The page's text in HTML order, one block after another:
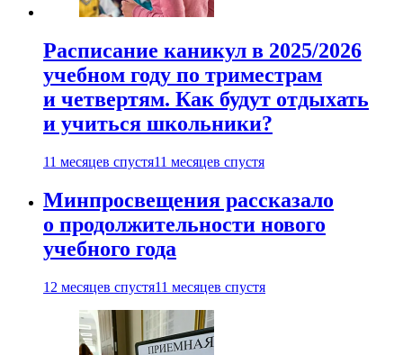
Расписание каникул в 2025/2026
учебном году по триместрам
и четвертям. Как будут отдыхать
и учиться школьники?
11 месяцев спустя11 месяцев спустя
Минпросвещения рассказало
о продолжительности нового
учебного года
12 месяцев спустя11 месяцев спустя